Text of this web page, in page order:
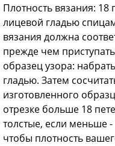
Плотность вязания: 18
лицевой гладью
вязания должна
прежде чем
образец узора:
гладью. Затем
изготовленного
отрезке больше 18
толстые, если меньше
чтобы плотность